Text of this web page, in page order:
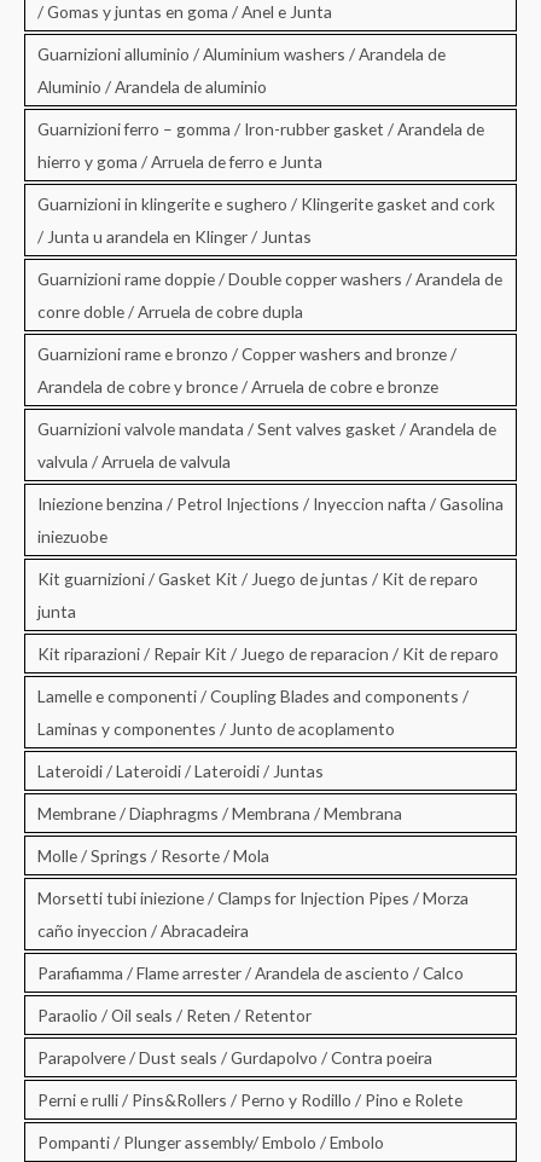
/ Gomas y juntas en goma / Anel e Junta
Guarnizioni alluminio / Aluminium washers / Arandela de
Aluminio / Arandela de aluminio
Guarnizioni ferro – gomma / Iron-rubber gasket / Arandela de
hierro y goma / Arruela de ferro e Junta
Guarnizioni in klingerite e sughero / Klingerite gasket and cork
/ Junta u arandela en Klinger / Juntas
Guarnizioni rame doppie / Double copper washers / Arandela de
conre doble / Arruela de cobre dupla
Guarnizioni rame e bronzo / Copper washers and bronze /
Arandela de cobre y bronce / Arruela de cobre e bronze
Guarnizioni valvole mandata / Sent valves gasket / Arandela de
valvula / Arruela de valvula
Iniezione benzina / Petrol Injections / Inyeccion nafta / Gasolina
iniezuobe
Kit guarnizioni / Gasket Kit / Juego de juntas / Kit de reparo
junta
Kit riparazioni / Repair Kit / Juego de reparacion / Kit de reparo
Lamelle e componenti / Coupling Blades and components /
Laminas y componentes / Junto de acoplamento
Lateroidi / Lateroidi / Lateroidi / Juntas
Membrane / Diaphragms / Membrana / Membrana
Molle / Springs / Resorte / Mola
Morsetti tubi iniezione / Clamps for Injection Pipes / Morza
caño inyeccion / Abracadeira
Parafiamma / Flame arrester / Arandela de asciento / Calco
Paraolio / Oil seals / Reten / Retentor
Parapolvere / Dust seals / Gurdapolvo / Contra poeira
Perni e rulli / Pins&Rollers / Perno y Rodillo / Pino e Rolete
Pompanti / Plunger assembly/ Embolo / Embolo